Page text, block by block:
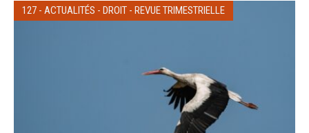
127 - ACTUALITÉS - DROIT - REVUE TRIMESTRIELLE